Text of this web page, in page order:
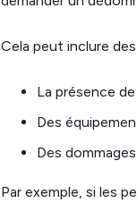
Cela peut inclure
La présence
Des
Des
Par exemple, si les